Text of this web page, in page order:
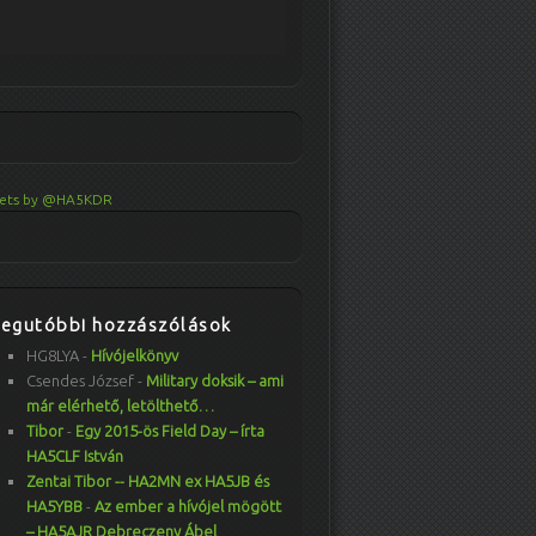
by @HA5KDR
hozzászólások
HG8LYA - Hívójelkönyv
Csendes József - Military doksik – ami
már elérhető, letölthető…
Tibor - Egy 2015-ös Field Day – írta
HA5CLF István
Zentai Tibor -- HA2MN ex HA5JB és
HA5YBB - Az ember a hívójel mögött
– HA5AJR Debreczeny Ábel